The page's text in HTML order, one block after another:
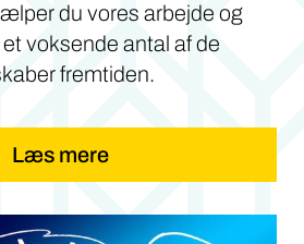
du vores arbejde og
voksende antal af de
fremtiden.
Læs mere